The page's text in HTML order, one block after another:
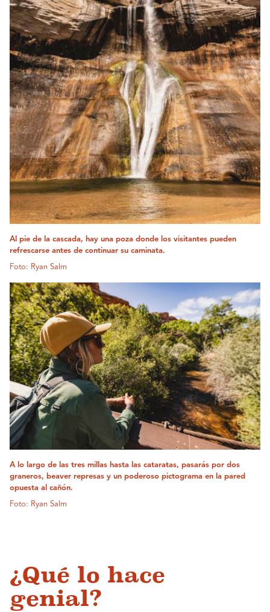
Al pie de la cascada, hay una poza donde los visitantes pueden
refrescarse antes de continuar su caminata.
Foto: Ryan Salm
A lo largo de las tres millas hasta las cataratas, pasarás por dos
graneros, beaver represas y un poderoso pictograma en la pared
opuesta al cañón.
Foto: Ryan Salm
¿Qué lo hace
genial?